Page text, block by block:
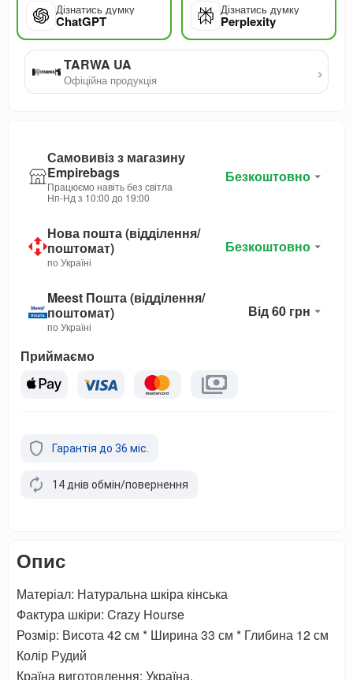
Дізнатись думку
ChatGPT
Дізнатись думку
Perplexity
TARWA UA
Офіційна продукція ›
Самовивіз з магазину
Empirebags
Працюємо навіть без світла
Нп-Нд з 10:00 до 19:00
Безкоштовно
Нова пошта (відділення/
поштомат)
по Україні
Безкоштовно
Meest Пошта (відділення/
поштомат)
по Україні
Від 60 грн
Приймаємо
Гарантія до 36 міс.
14 днів обмін/повернення
Опис
Матеріал: Натуральна шкіра кінська
Фактура шкіри: Crazy Hourse
Розмір: Висота 42 см * Ширина 33 см * Глибина 12 см
Колір Рудий
Країна виготовлення: Україна.